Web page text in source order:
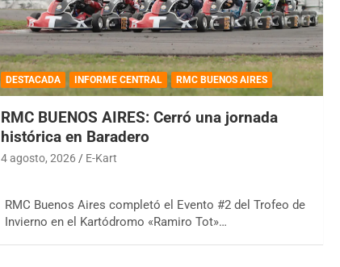
DESTACADA INFORME CENTRAL RMC BUENOS AIRES
RMC BUENOS AIRES: Cerró una jornada
histórica en Baradero
4 agosto, 2026 E-Kart
RMC Buenos Aires completó el Evento #2 del Trofeo de
Invierno en el Kartódromo «Ramiro Tot»…